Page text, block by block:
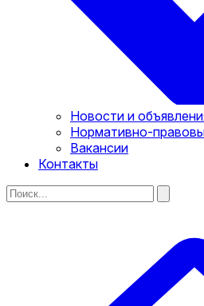
Новости и
Нормативно-
Вакансии
Контакты